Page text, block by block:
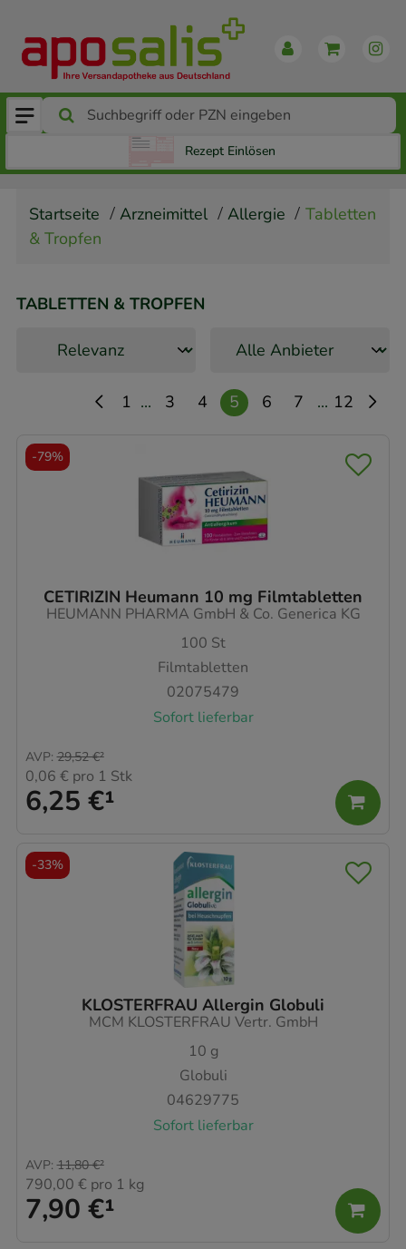
Rezept Einlösen
Startseite Arzneimittel Allergie
Tabletten
& Tropfen
TABLETTEN & TROPFEN
1 ... 3 4 5 6 7 ... 12
CETIRIZIN Heumann 10 mg Filmtabletten
HEUMANN PHARMA GmbH & Co. Generica KG
100 St
Filmtabletten
02075479
Sofort lieferbar
6,25 €¹
AVP: 29,52 €²
0,06 € pro 1 Stk
-79%
KLOSTERFRAU Allergin Globuli
MCM KLOSTERFRAU Vertr. GmbH
10 g
Globuli
04629775
Sofort lieferbar
7,90 €¹
AVP: 11,80 €²
790,00 € pro 1 kg
-33%